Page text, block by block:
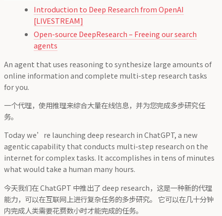
Introduction to Deep Research from OpenAI
[LIVESTREAM]
Open-source DeepResearch – Freeing our search
agents
An agent that uses reasoning to synthesize large amounts of
online information and complete multi-step research tasks
for you.
一个代理，使用推理来综合大量在线信息，并为您完成多步研究任
务。
Today we’re launching deep research in ChatGPT, a new
agentic capability that conducts multi-step research on the
internet for complex tasks. It accomplishes in tens of minutes
what would take a human many hours.
今天我们在 ChatGPT 中推出了 deep research，这是一种新的代理
能力，可以在互联网上进行复杂任务的多步研究。 它可以在几十分钟
内完成人类需要花费数小时才能完成的任务。